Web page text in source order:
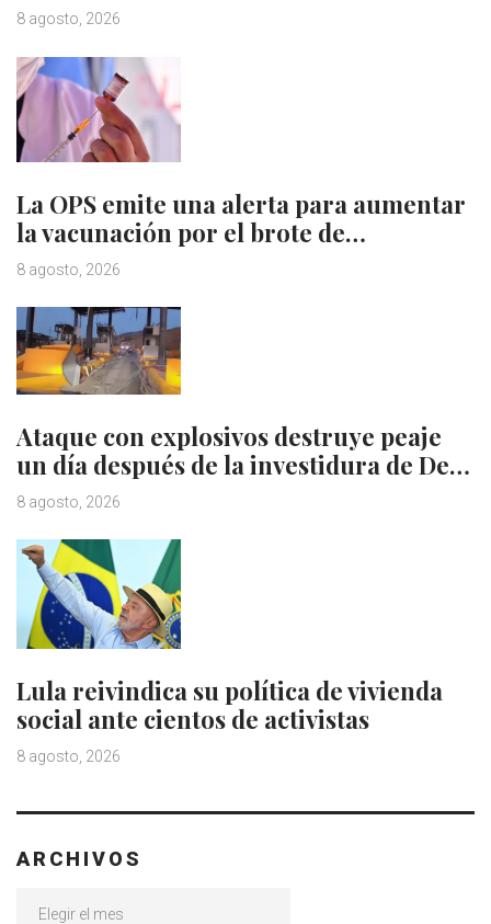
8 agosto, 2026
La OPS emite una alerta para aumentar
la vacunación por el brote de…
8 agosto, 2026
Ataque con explosivos destruye peaje
un día después de la investidura de De…
8 agosto, 2026
Lula reivindica su política de vivienda
social ante cientos de activistas
8 agosto, 2026
ARCHIVOS